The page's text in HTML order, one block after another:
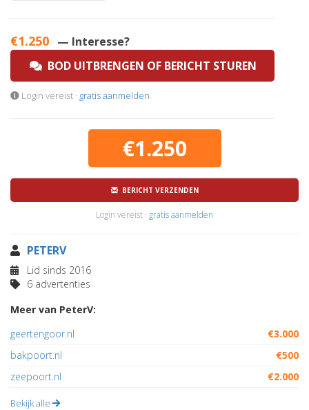
€1.250 — Interesse?
BOD UITBRENGEN OF BERICHT STUREN
Login vereist · gratis aanmelden
€1.250
BERICHT VERZENDEN
Login vereist · gratis aanmelden
PETERV
Lid sinds 2016
6 advertenties
Meer van PeterV:
geertengoor.nl
€3.000
bakpoort.nl
€500
zeepoort.nl
€2.000
Bekijk alle